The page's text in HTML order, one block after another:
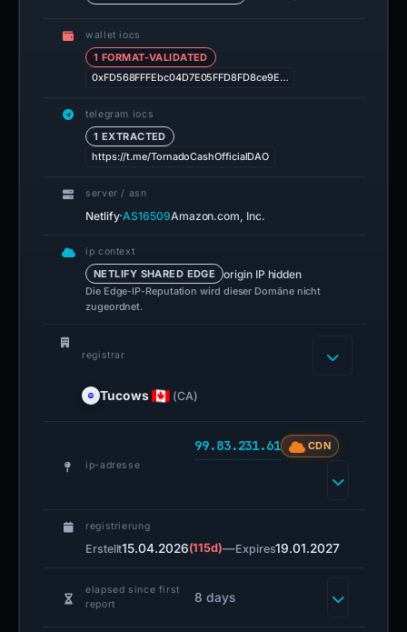
wallet iocs
1 FORMAT-VALIDATED
0xFD568FFFEbc04D7E05FFD8FD8ce9E…
telegram iocs
1 EXTRACTED
https://t.me/TornadoCashOfficialDAO
server / asn
Netlify·AS16509Amazon.com, Inc.
ip context
NETLIFY SHARED EDGE origin IP hidden
Die Edge-IP-Reputation wird dieser Domäne nicht
zugeordnet.
registrar
Tucows (CA)
ip-adresse
99.83.231.61 CDN
registrierung
Erstellt15.04.2026(115d)—Expires19.01.2027
elapsed since first
report
8 days